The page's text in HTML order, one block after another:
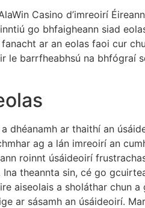
Casino d’imreoirí
go bhfaigheann siad
ar an eolas faoi cur
le barrfheabhsú na
dhéanamh ar thaithí an
ag a lán imreoirí an
roinnt úsáideoirí
theannta sin, cé go
aiseolais a sholáthar chun
ar sásamh an úsáideoirí.